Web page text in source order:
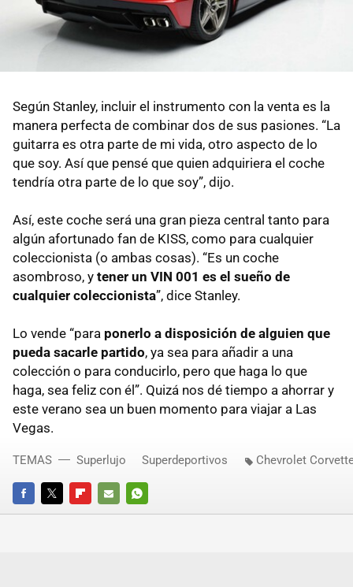
Según Stanley, incluir el instrumento con la venta es la
manera perfecta de combinar dos de sus pasiones. “La
guitarra es otra parte de mi vida, otro aspecto de lo
que soy. Así que pensé que quien adquiriera el coche
tendría otra parte de lo que soy”, dijo.
Así, este coche será una gran pieza central tanto para
algún afortunado fan de KISS, como para cualquier
coleccionista (o ambas cosas). “Es un coche
asombroso, y tener un VIN 001 es el sueño de
cualquier coleccionista”, dice Stanley.
Lo vende “para ponerlo a disposición de alguien que
pueda sacarle partido, ya sea para añadir a una
colección o para conducirlo, pero que haga lo que
haga, sea feliz con él”. Quizá nos dé tiempo a ahorrar y
este verano sea un buen momento para viajar a Las
Vegas.
FACEBOOKTWITTERFLIPBOARD
E-
WHATSAPP
TEMAS Superlujo Superdeportivos Chevrolet